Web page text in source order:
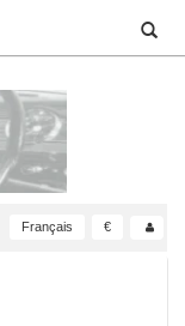
Français €